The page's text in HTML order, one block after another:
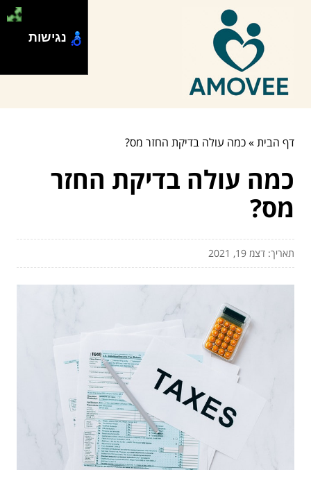
דף הבית»כמה עולה בדיקת החזר מס?
כמה עולה בדיקת החזר
מס?
תאריך: דצמ 19, 2021
נגישות